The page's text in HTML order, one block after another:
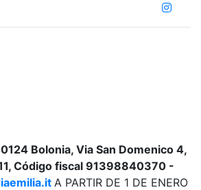
Bolonia, Via San Domenico 4,
Código fiscal 91398840370 -
A PARTIR DE 1 DE ENERO